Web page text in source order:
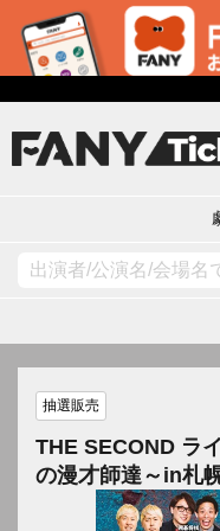
抽選販売
THE SECOND ラ
の漫才師達～in札